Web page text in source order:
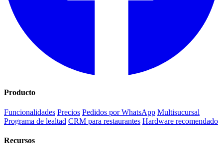
Producto
Funcionalidades Precios Pedidos por WhatsApp Multisucursal
Programa de lealtad CRM para restaurantes Hardware recomendado
Recursos